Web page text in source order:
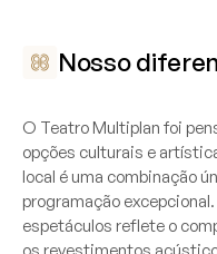
Nosso
O Teatro Multiplan foi
opções culturais e
local é uma combinação
programação
espetáculos reflete o